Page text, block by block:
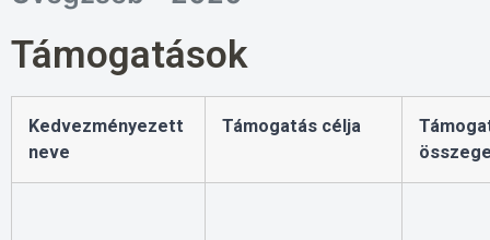
Támogatások
Kedvezményezett
neve
Támogatás célja